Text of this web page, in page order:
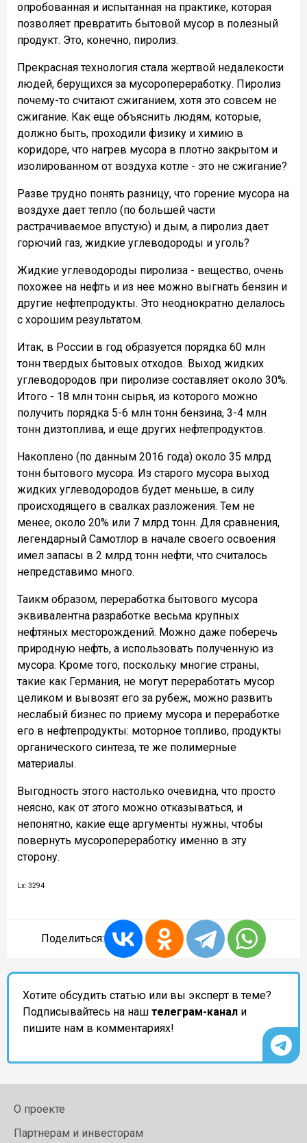
опробованная и испытанная на практике, которая
позволяет превратить бытовой мусор в полезный
продукт. Это, конечно, пиролиз.
Прекрасная технология стала жертвой недалекости
людей, берущихся за мусоропереработку. Пиролиз
почему-то считают сжиганием, хотя это совсем не
сжигание. Как еще объяснить людям, которые,
должно быть, проходили физику и химию в
коридоре, что нагрев мусора в плотно закрытом и
изолированном от воздуха котле - это не сжигание?
Разве трудно понять разницу, что горение мусора на
воздухе дает тепло (по большей части
растрачиваемое впустую) и дым, а пиролиз дает
горючий газ, жидкие углеводороды и уголь?
Жидкие углеводороды пиролиза - вещество, очень
похожее на нефть и из нее можно выгнать бензин и
другие нефтепродукты. Это неоднократно делалось
с хорошим результатом.
Итак, в России в год образуется порядка 60 млн
тонн твердых бытовых отходов. Выход жидких
углеводородов при пиролизе составляет около 30%.
Итого - 18 млн тонн сырья, из которого можно
получить порядка 5-6 млн тонн бензина, 3-4 млн
тонн дизтоплива, и еще других нефтепродуктов.
Накоплено (по данным 2016 года) около 35 млрд
тонн бытового мусора. Из старого мусора выход
жидких углеводородов будет меньше, в силу
происходящего в свалках разложения. Тем не
менее, около 20% или 7 млрд тонн. Для сравнения,
легендарный Самотлор в начале своего освоения
имел запасы в 2 млрд тонн нефти, что считалось
непредставимо много.
Таикм образом, переработка бытового мусора
эквивалентна разработке весьма крупных
нефтяных месторождений. Можно даже поберечь
природную нефть, а использовать полученную из
мусора. Кроме того, поскольку многие страны,
такие как Германия, не могут переработать мусор
целиком и вывозят его за рубеж, можно развить
неслабый бизнес по приему мусора и переработке
его в нефтепродукты: моторное топливо, продукты
органического синтеза, те же полимерные
материалы.
Выгодность этого настолько очевидна, что просто
неясно, как от этого можно отказываться, и
непонятно, какие еще аргументы нужны, чтобы
повернуть мусоропереработку именно в эту
сторону.
Lx: 3294
Поделиться:
Хотите обсудить статью или вы эксперт в теме?
Подписывайтесь на наш телеграм-канал и
пишите нам в комментариях!
О проекте
Партнерам и инвесторам